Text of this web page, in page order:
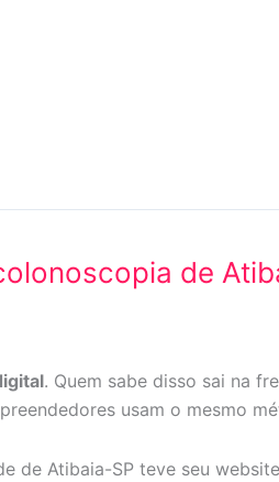
de
. Quem sabe disso sai na
usam o mesmo
de Atibaia-SP teve seu